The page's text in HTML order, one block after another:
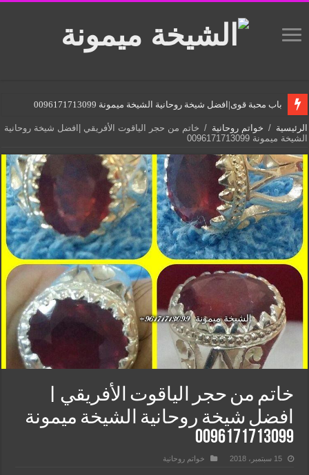
باب محبة قوى|افضل شيخة روحانية الشيخة ميمونة 0096171713099
الرئيسية / خواتم روحانية / خاتم من حجر الياقوت الأفريقي |افضل شيخة روحانية
الشيخة ميمونة 0096171713099
خاتم من حجر الياقوت الأفريقي |
افضل شيخة روحانية الشيخة ميمونة
0096171713099
15 سبتمبر، 2018 خواتم روحانية